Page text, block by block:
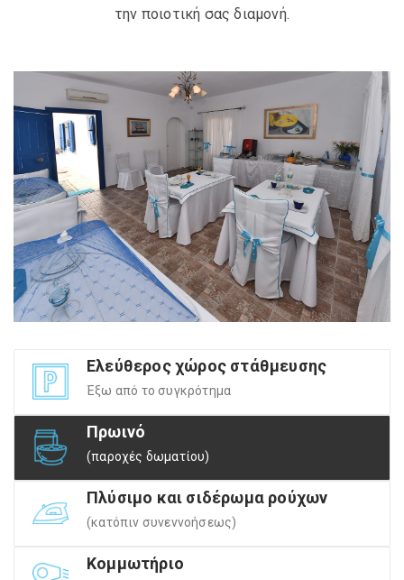
την ποιοτική σας διαμονή.
Ελεύθερος χώρος στάθμευσης
Έξω από το συγκρότημα
Πρωινό
(παροχές δωματίου)
Πλύσιμο και σιδέρωμα ρούχων
(κατόπιν συνεννοήσεως)
Κομμωτήριο